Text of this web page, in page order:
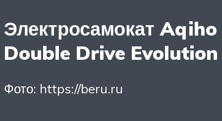
Электросамокат Aqiho
Double Drive Evolution
Фото: https://beru.ru